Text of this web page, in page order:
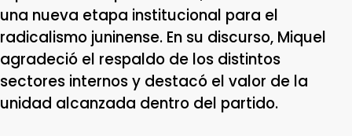
una nueva etapa institucional para el
radicalismo juninense. En su discurso, Miquel
agradeció el respaldo de los distintos
sectores internos y destacó el valor de la
unidad alcanzada dentro del partido.